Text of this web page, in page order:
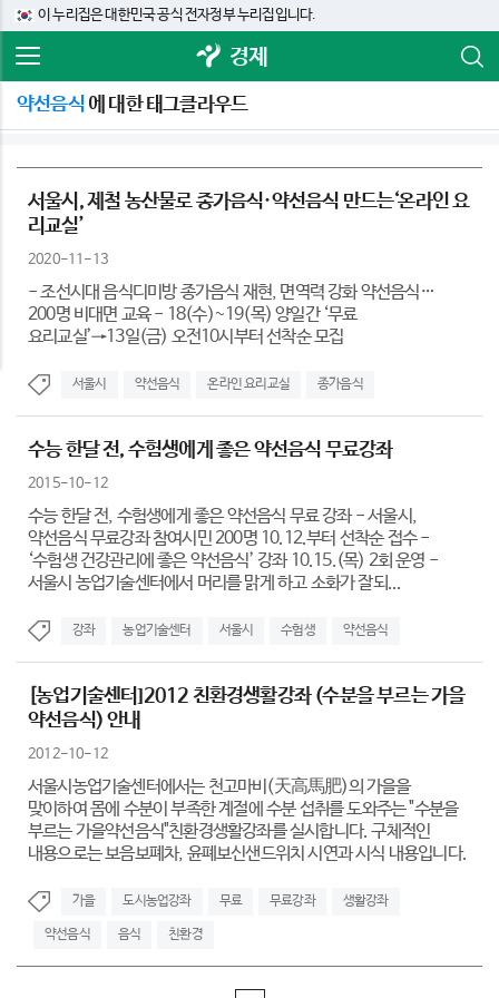
이 누리집은 대한민국 공식 전자정부 누리집입니다.
경제
약선음식에 대한 태그클라우드
서울시, 제철 농산물로 종가음식·약선음식 만드는‘온라인 요
리교실’
2020-11-13
- 조선시대 음식디미방 종가음식 재현, 면역력 강화 약선음식…
200명 비대면 교육 - 18(수)~19(목) 양일간 ‘무료
요리교실’→13일(금) 오전10시부터 선착순 모집
서울시 약선음식 온라인 요리교실 종가음식
수능 한달 전, 수험생에게 좋은 약선음식 무료강좌
2015-10-12
수능 한달 전, 수험생에게 좋은 약선음식 무료 강좌 - 서울시,
약선음식 무료강좌 참여시민 200명 10.12.부터 선착순 접수 -
‘수험생 건강관리에 좋은 약선음식’ 강좌 10.15.(목) 2회 운영 -
서울시 농업기술센터에서 머리를 맑게 하고 소화가 잘되...
강좌 농업기술센터 서울시 수험생 약선음식
[농업기술센터]2012 친환경생활강좌 (수분을 부르는 가을
약선음식) 안내
2012-10-12
서울시농업기술센터에서는 천고마비(天高馬肥)의 가을을
맞이하여 몸에 수분이 부족한 계절에 수분 섭취를 도와주는 "수분을
부르는 가을약선음식"친환경생활강좌를 실시합니다. 구체적인
내용으로는 보음보폐차, 윤폐보신샌드위치 시연과 시식 내용입니다.
가을 도시농업강좌 무료 무료강좌 생활강좌
약선음식 음식 친환경